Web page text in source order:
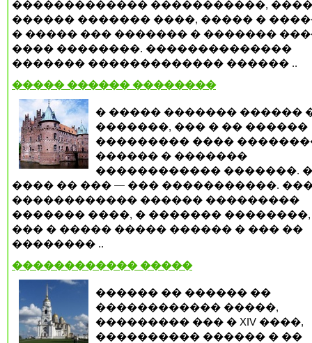
������������� �����������,
������ ������� ����, ����� �
� ����� ��� ������� � �������
���� ��������. ��������������
������� ������������� ������ ..
����� ������ ��������
� ����� ������� ������
�������, ��� � �� ������
��������� ����
������ � �������
������������ �������.
���� �� ��� — ��� �����������.
������������ ������ ���������
������� ����, � �������
��� � ����� ����� ������ � ��� ��
�������� ..
������������ �����
������ �� ������ ��
������������ �����,
��������� ��� � XIV ����,
���������� ������ � ��